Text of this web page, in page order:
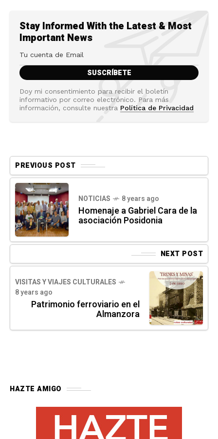
Stay Informed With the Latest & Most
Important News
Doy mi consentimiento para recibir el boletín
informativo por correo electrónico. Para más
información, consulte nuestra Política de Privacidad
PREVIOUS POST
NOTICIAS 8 years ago
Homenaje a Gabriel Cara de la
asociación Posidonia
NEXT POST
VISITAS Y VIAJES CULTURALES
8 years ago
Patrimonio ferroviario en el
Almanzora
HAZTE AMIGO